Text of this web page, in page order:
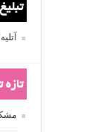
مشکل